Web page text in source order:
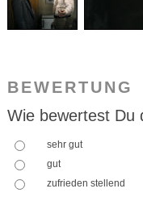
BEWERTUNG
Wie bewertest Du
sehr gut
gut
zufrieden stellend